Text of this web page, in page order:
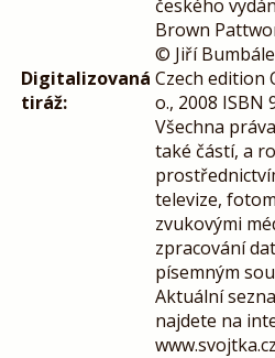
Digitalizovaná
tiráž:
českého
Brown
© Jiří
Czech edition
o., 2008 ISBN
Všechna
také částí, a
televize,
zvukovými
zpracování
písemným
Aktuální
najdete na